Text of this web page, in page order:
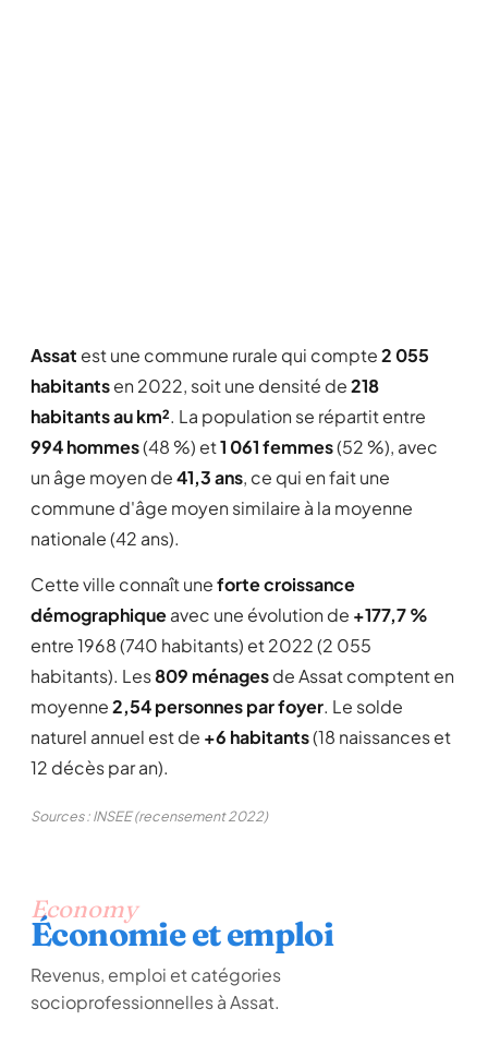
Assat est une commune rurale qui compte2 055
habitantsen 2022, soit une densité de218
habitants au km². La population se répartit entre
994 hommes(48 %) et1 061 femmes(52 %), avec
un âge moyen de41,3 ans, ce qui en fait une
commune d'âge moyen similaire à la moyenne
nationale (42 ans).
Cette ville connaît uneforte croissance
démographiqueavec une évolution de +177,7 %
entre 1968 (740 habitants) et 2022 (2 055
habitants). Les809 ménagesde Assat comptent en
moyenne2,54 personnes par foyer. Le solde
naturel annuel est de +6 habitants(18 naissances et
12 décès par an).
Sources : INSEE (recensement 2022)
Economy
Économie et emploi
Revenus, emploi et catégories
socioprofessionnelles à Assat.